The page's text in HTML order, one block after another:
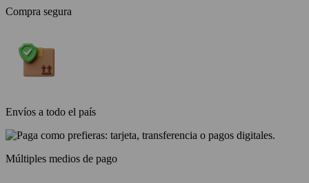
Compra segura
Envíos a todo el país
Múltiples medios de pago